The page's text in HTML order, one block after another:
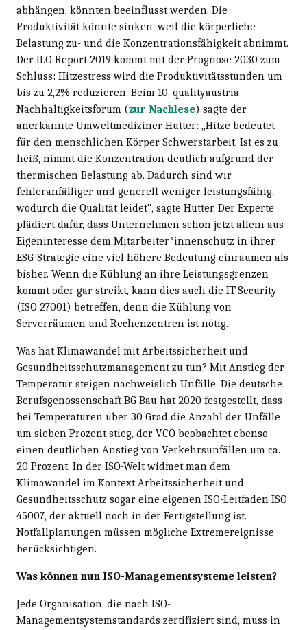
abhängen, könnten beeinflusst werden. Die
Produktivität könnte sinken, weil die körperliche
Belastung zu- und die Konzentrationsfähigkeit abnimmt.
Der ILO Report 2019 kommt mit der Prognose 2030 zum
Schluss: Hitzestress wird die Produktivitätsstunden um
bis zu 2,2% reduzieren. Beim 10. qualityaustria
Nachhaltigkeitsforum (zur Nachlese) sagte der
anerkannte Umweltmediziner Hutter: „Hitze bedeutet
für den menschlichen Körper Schwerstarbeit. Ist es zu
heiß, nimmt die Konzentration deutlich aufgrund der
thermischen Belastung ab. Dadurch sind wir
fehleranfälliger und generell weniger leistungsfähig,
wodurch die Qualität leidet", sagte Hutter. Der Experte
plädiert dafür, dass Unternehmen schon jetzt allein aus
Eigeninteresse dem Mitarbeiter*innenschutz in ihrer
ESG-Strategie eine viel höhere Bedeutung einräumen als
bisher. Wenn die Kühlung an ihre Leistungsgrenzen
kommt oder gar streikt, kann dies auch die IT-Security
(ISO 27001) betreffen, denn die Kühlung von
Serverräumen und Rechenzentren ist nötig.
Was hat Klimawandel mit Arbeitssicherheit und
Gesundheitsschutzmanagement zu tun? Mit Anstieg der
Temperatur steigen nachweislich Unfälle. Die deutsche
Berufsgenossenschaft BG Bau hat 2020 festgestellt, dass
bei Temperaturen über 30 Grad die Anzahl der Unfälle
um sieben Prozent stieg, der VCÖ beobachtet ebenso
einen deutlichen Anstieg von Verkehrsunfällen um ca.
20 Prozent. In der ISO-Welt widmet man dem
Klimawandel im Kontext Arbeitssicherheit und
Gesundheitsschutz sogar eine eigenen ISO-Leitfaden ISO
45007, der aktuell noch in der Fertigstellung ist.
Notfallplanungen müssen mögliche Extremereignisse
berücksichtigen.
Was können nun ISO-Managementsysteme leisten?
Jede Organisation, die nach ISO-
Managementsystemstandards zertifiziert sind, muss in